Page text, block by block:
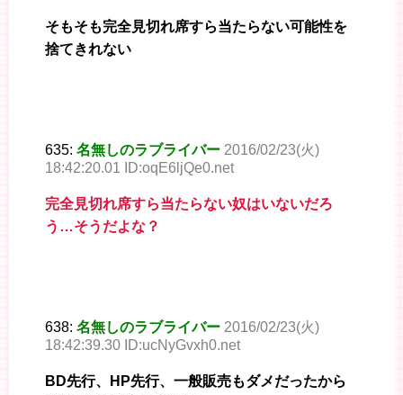
そもそも完全見切れ席すら当たらない可能性を
捨てきれない
635: 名無しのラブライバー 2016/02/23(火)
18:42:20.01 ID:oqE6ljQe0.net
完全見切れ席すら当たらない奴はいないだろ
う…そうだよな？
638: 名無しのラブライバー 2016/02/23(火)
18:42:39.30 ID:ucNyGvxh0.net
BD先行、HP先行、一般販売もダメだったから